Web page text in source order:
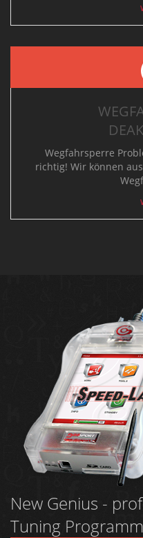
Wegfahrsperre
richtig! Wir können
New Genius -
Tuning